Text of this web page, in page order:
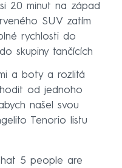
20 minut na západ
SUV zatím
rychlosti do
skupiny tančících
a boty a rozlitá
od jednoho
našel svou
Tenorio listu
5 people are